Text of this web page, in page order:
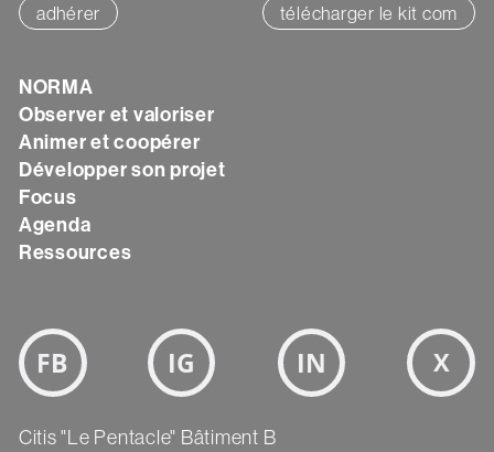
adhérer télécharger le kit com
Texte
NORMA
Observer et valoriser
Animer et coopérer
Développer son projet
Focus
Agenda
Ressources
Bloc
Réseaux
Texte
Citis "Le Pentacle" Bâtiment B